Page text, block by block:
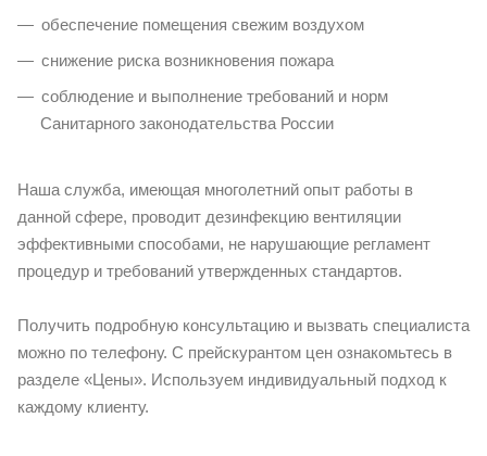
обеспечение помещения свежим воздухом
снижение риска возникновения пожара
соблюдение и выполнение требований и норм
Санитарного законодательства России
Наша служба, имеющая многолетний опыт работы в
данной сфере, проводит дезинфекцию вентиляции
эффективными способами, не нарушающие регламент
процедур и требований утвержденных стандартов.
Получить подробную консультацию и вызвать специалиста
можно по телефону. С прейскурантом цен ознакомьтесь в
разделе «Цены». Используем индивидуальный подход к
каждому клиенту.